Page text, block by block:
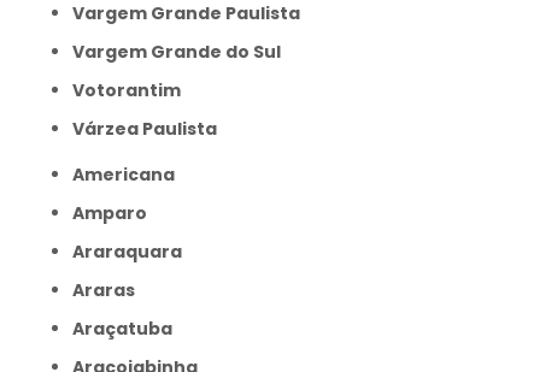
Vargem Grande Paulista
Vargem Grande do Sul
Votorantim
Várzea Paulista
Americana
Amparo
Araraquara
Araras
Araçatuba
Araçoiabinha